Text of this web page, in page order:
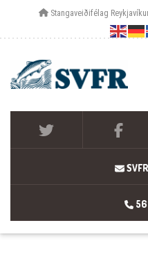
Stangaveiðifélag